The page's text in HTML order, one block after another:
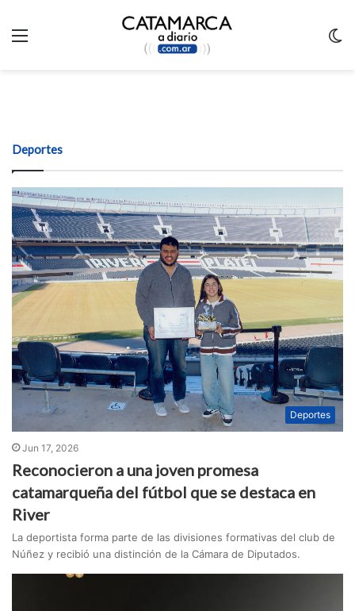
Deportes
Deportes
Jun 17, 2026
Reconocieron a una joven promesa
catamarqueña del fútbol que se destaca en
River
La deportista forma parte de las divisiones formativas del club de
Núñez y recibió una distinción de la Cámara de Diputados.